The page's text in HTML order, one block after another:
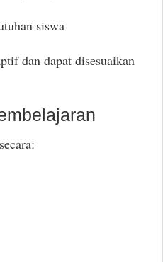
siswa
dan dapat disesuaikan